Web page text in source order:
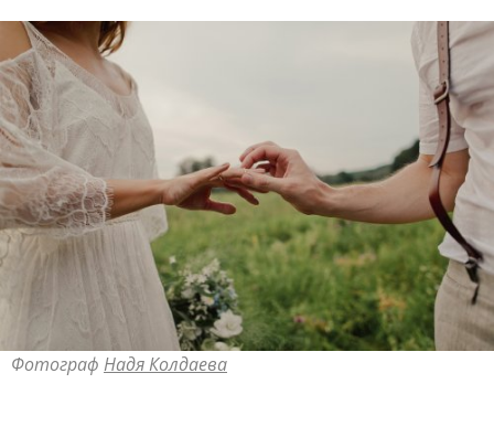
Фотограф Надя Колдаева